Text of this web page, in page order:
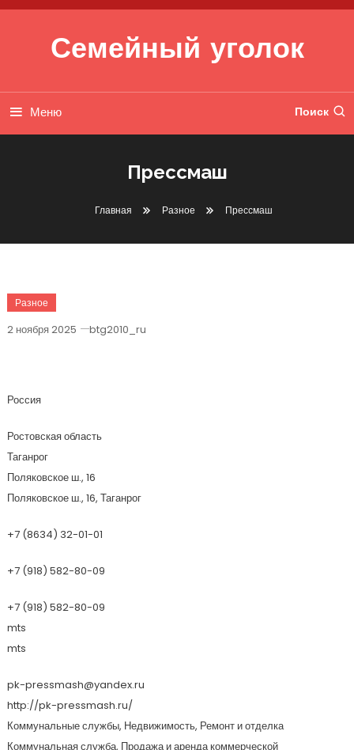
Перейти к содержимому
Семейный уголок
Меню Поиск
Прессмаш
Главная Разное Прессмаш
Разное
2 ноября 2025 btg2010_ru
Россия
Ростовская область
Таганрог
Поляковское ш., 16
Поляковское ш., 16, Таганрог
+7 (8634) 32-01-01
+7 (918) 582-80-09
+7 (918) 582-80-09
mts
mts
pk-pressmash@yandex.ru
http://pk-pressmash.ru/
Коммунальные службы, Недвижимость, Ремонт и отделка
Коммунальная служба, Продажа и аренда коммерческой